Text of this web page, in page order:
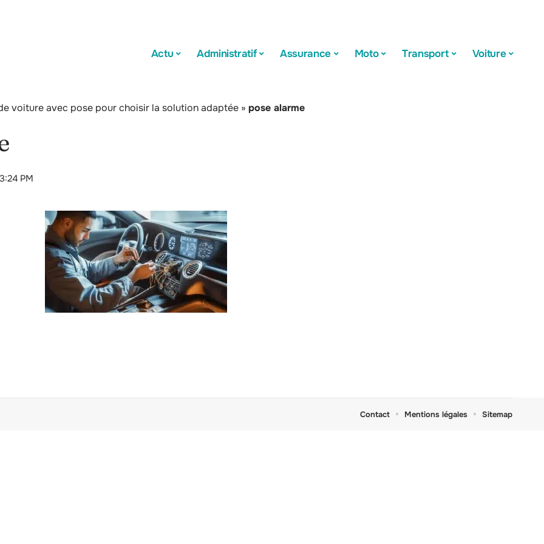
Actu Administratif Assurance Moto Transport Voiture
voiture avec pose pour choisir la solution adaptée » pose alarme
PM
Contact Mentions légales Sitemap